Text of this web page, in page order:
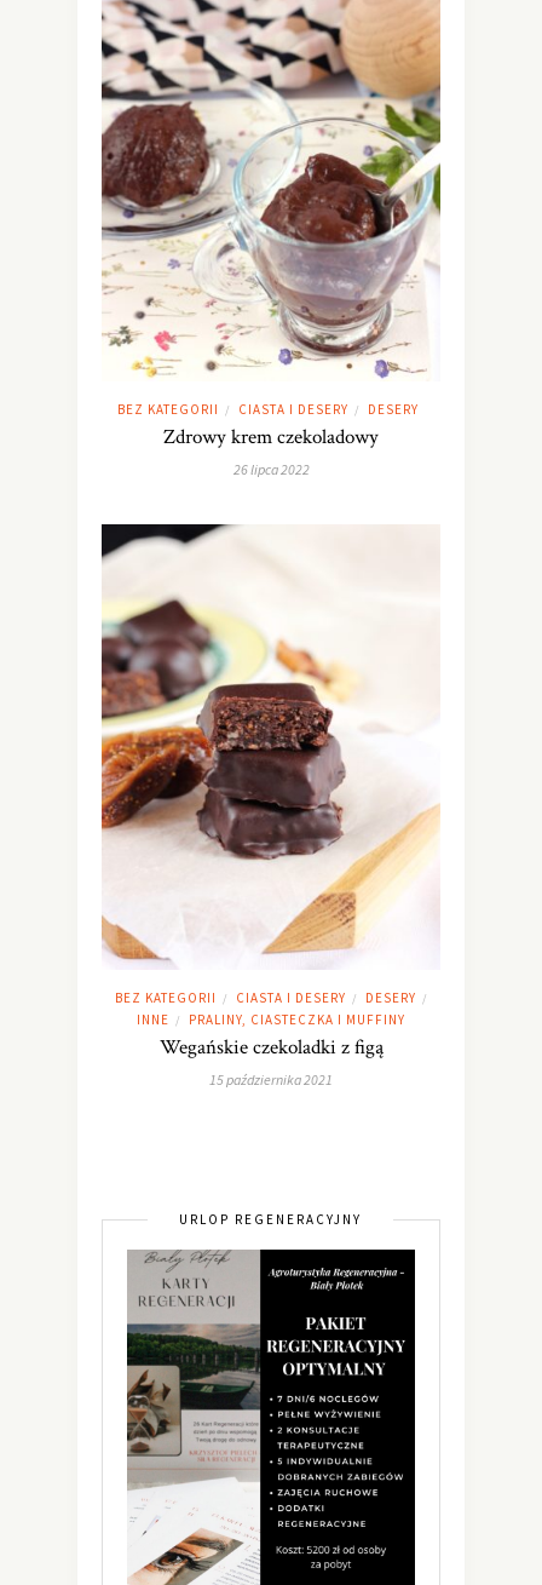
BEZ KATEGORII / CIASTA I DESERY / DESERY
Zdrowy krem czekoladowy
26 lipca 2022
BEZ KATEGORII / CIASTA I DESERY / DESERY /
INNE / PRALINY, CIASTECZKA I MUFFINY
Wegańskie czekoladki z figą
15 października 2021
URLOP REGENERACYJNY